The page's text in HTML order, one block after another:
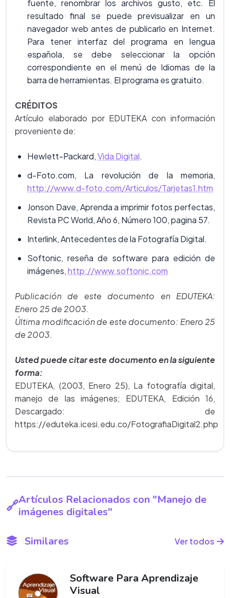
fuente, renombrar los archivos gusto, etc. El
resultado final se puede previsualizar en un
navegador web antes de publicarlo en Internet.
Para tener interfaz del programa en lengua
española, se debe seleccionar la opción
correspondiente en el menú de Idiomas de la
barra de herramientas. El programa es gratuito.
CRÉDITOS
Artículo elaborado por EDUTEKA con información
proveniente de:
Hewlett-Packard,Vida Digital.
d-Foto.com, La revolución de la memoria,
http://www.d-foto.com/Articulos/Tarjetas1.htm
Jonson Dave, Aprenda a imprimir fotos perfectas,
Revista PC World, Año 6, Número 100, pagina 57.
Interlink, Antecedentes de la Fotografía Digital.
Softonic, reseña de software para edición de
imágenes,http://www.softonic.com
Publicación de este documento en EDUTEKA:
Enero 25 de 2003.
Última modificación de este documento: Enero 25
de 2003.
Usted puede citar este documento en la siguiente
forma:
EDUTEKA, (2003, Enero 25), La fotografía digital,
manejo de las imágenes; EDUTEKA, Edición 16,
Descargado: de
https://eduteka.icesi.edu.co/FotografiaDigital2.php
Artículos Relacionados con "Manejo de
imágenes digitales"
Similares Ver todos
Software Para Aprendizaje
Visual